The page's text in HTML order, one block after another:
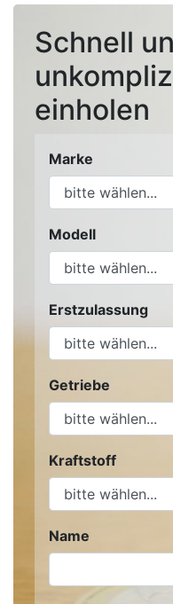
Schnell
einholen
Marke
Modell
Erstzulassung
Getriebe
Kraftstoff
Name